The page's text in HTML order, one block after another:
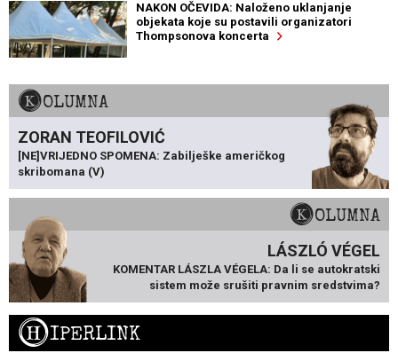
NAKON OČEVIDA: Naloženo uklanjanje
objekata koje su postavili organizatori
Thompsonova koncerta
KOLUMNA
ZORAN TEOFILOVIĆ
[NE]VRIJEDNO SPOMENA: Zabilješke američkog
skribomana (V)
KOLUMNA
LÁSZLÓ VÉGEL
KOMENTAR LÁSZLA VÉGELA: Da li se autokratski
sistem može srušiti pravnim sredstvima?
HIPERLINK